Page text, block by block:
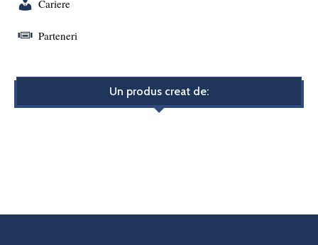
Cariere
Parteneri
Un produs creat de: